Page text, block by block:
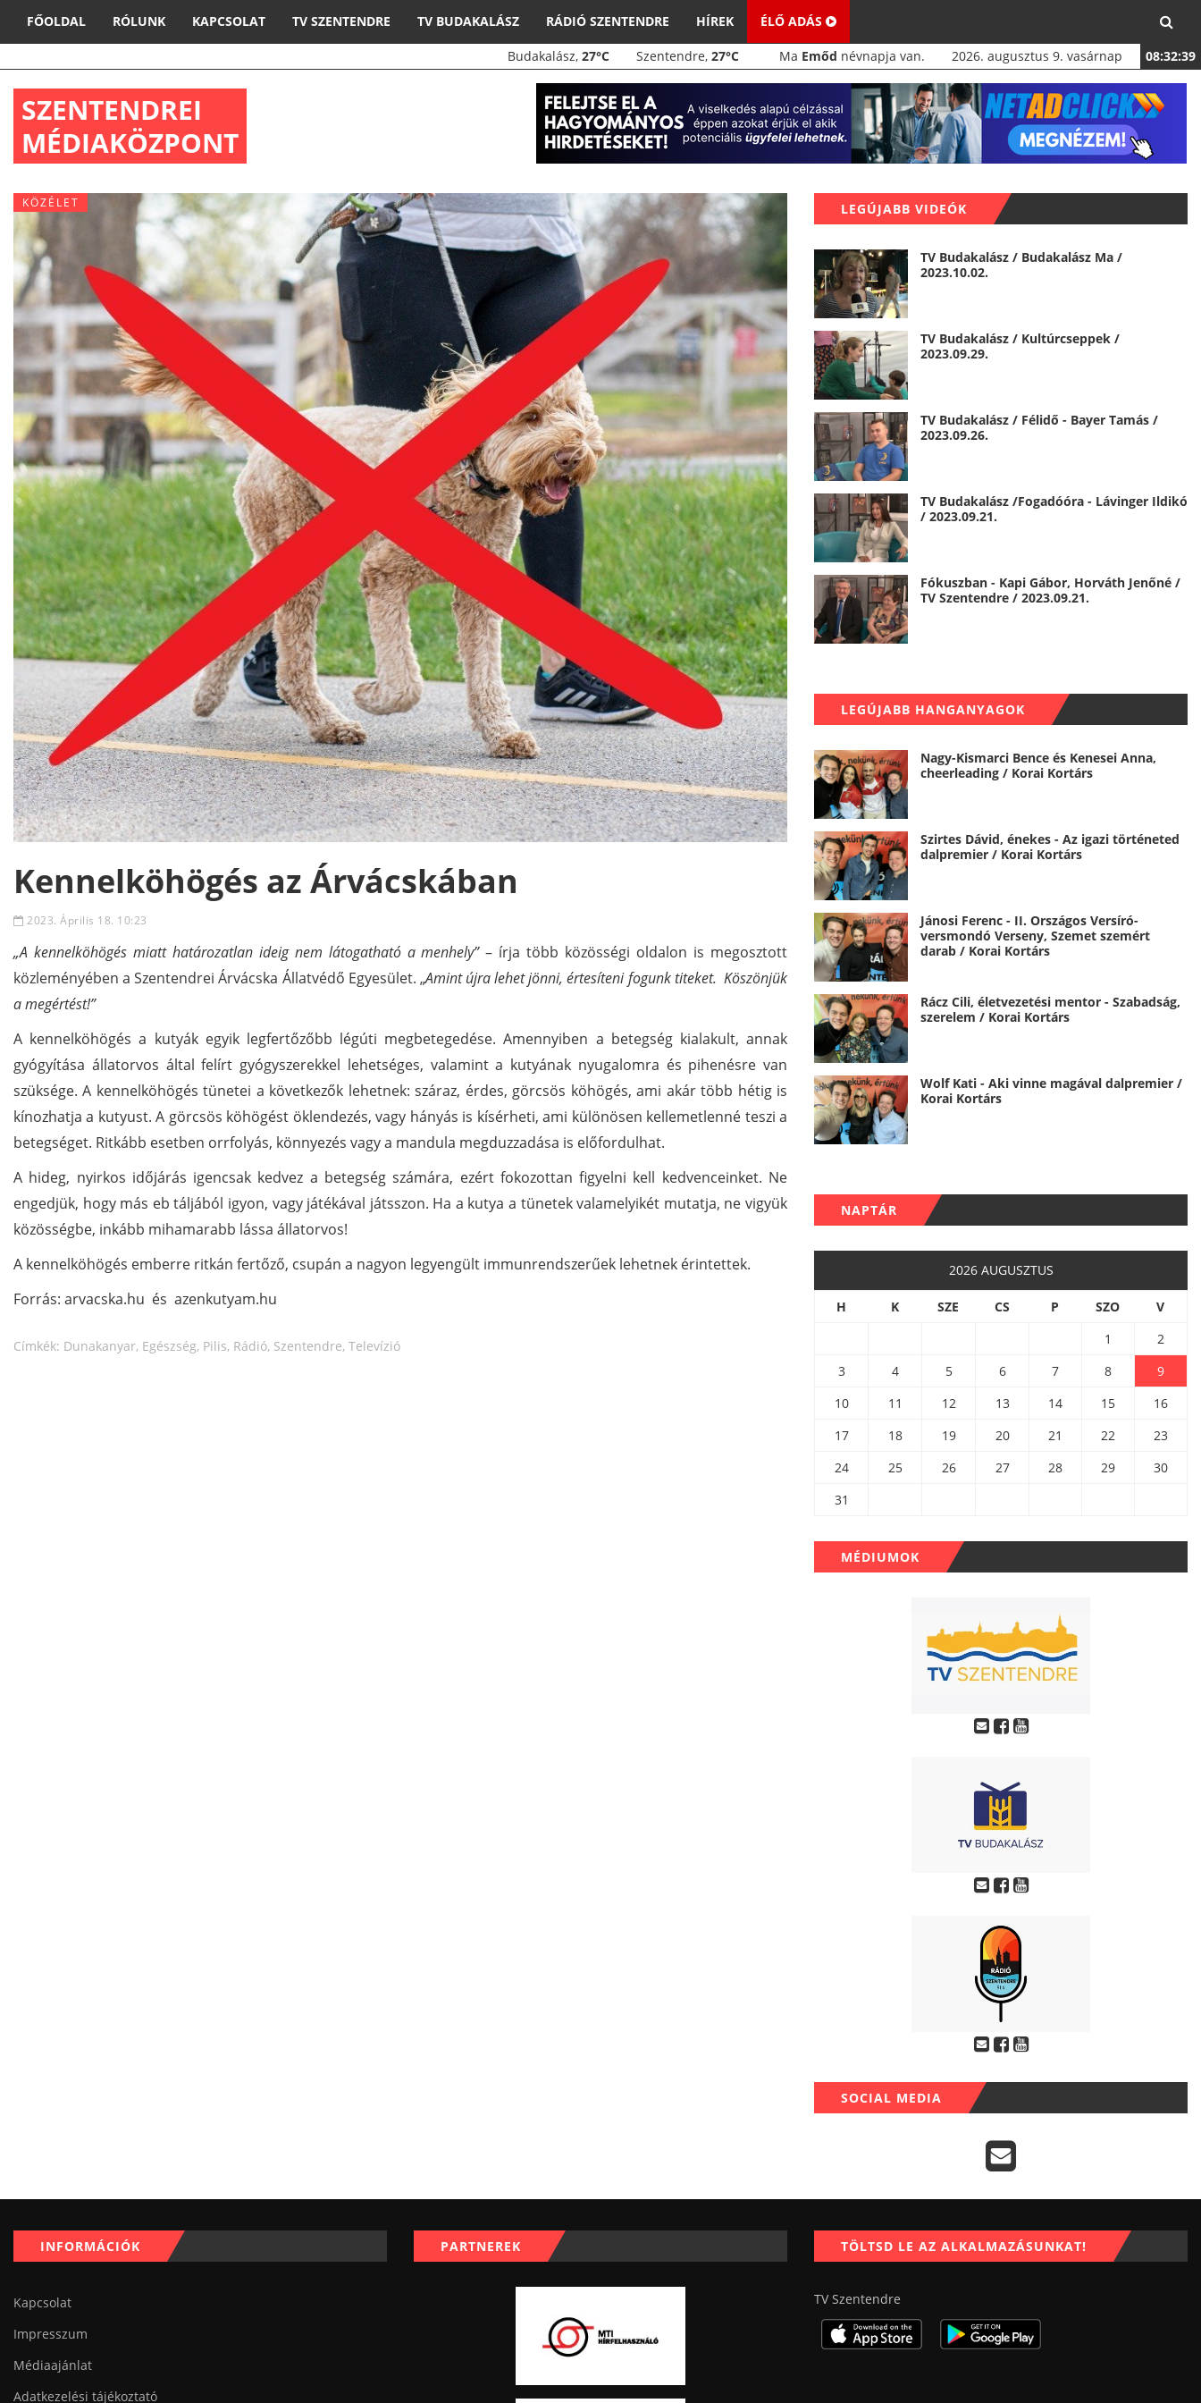
FŐOLDAL RÓLUNK KAPCSOLAT TV SZENTENDRE TV BUDAKALÁSZ RÁDIÓ SZENTENDRE HÍREK ÉLŐ ADÁS
Budakalász, 27°C Szentendre, 27°C Ma Emőd névnapja van. 2026. augusztus 9. vasárnap 08:32:40
SZENTENDREI
MÉDIAKÖZPONT
KÖZÉLET
Kennelköhögés az Árvácskában
2023. Április 18. 10:23
„A kennelköhögés miatt határozatlan ideig nem látogatható a menhely”– írja több közösségi oldalon is megosztott
közleményében a Szentendrei Árvácska Állatvédő Egyesület. „Amint újra lehet jönni, értesíteni fogunk titeket. Köszönjük
a megértést!”
A kennelköhögés a kutyák egyik legfertőzőbb légúti megbetegedése. Amennyiben a betegség kialakult, annak
gyógyítása állatorvos által felírt gyógyszerekkel lehetséges, valamint a kutyának nyugalomra és pihenésre van
szüksége. A kennelköhögés tünetei a következők lehetnek: száraz, érdes, görcsös köhögés, ami akár több hétig is
kínozhatja a kutyust. A görcsös köhögést öklendezés, vagy hányás is kísérheti, ami különösen kellemetlenné teszi a
betegséget. Ritkább esetben orrfolyás, könnyezés vagy a mandula megduzzadása is előfordulhat.
A hideg, nyirkos időjárás igencsak kedvez a betegség számára, ezért fokozottan figyelni kell kedvenceinket. Ne
engedjük, hogy más eb táljából igyon, vagy játékával játsszon. Ha a kutya a tünetek valamelyikét mutatja, ne vigyük
közösségbe, inkább mihamarabb lássa állatorvos!
A kennelköhögés emberre ritkán fertőző, csupán a nagyon legyengült immunrendszerűek lehetnek érintettek.
Forrás: arvacska.hu és azenkutyam.hu
Címkék: Dunakanyar, Egészség, Pilis, Rádió, Szentendre, Televízió
LEGÚJABB VIDEÓK
TV Budakalász / Budakalász Ma /
2023.10.02.
TV Budakalász / Kultúrcseppek /
2023.09.29.
TV Budakalász / Félidő - Bayer Tamás /
2023.09.26.
TV Budakalász /Fogadóóra - Lávinger Ildikó
/ 2023.09.21.
Fókuszban - Kapi Gábor, Horváth Jenőné /
TV Szentendre / 2023.09.21.
LEGÚJABB HANGANYAGOK
Nagy-Kismarci Bence és Kenesei Anna,
cheerleading / Korai Kortárs
Szirtes Dávid, énekes - Az igazi történeted
dalpremier / Korai Kortárs
Jánosi Ferenc - II. Országos Versíró-
versmondó Verseny, Szemet szemért
darab / Korai Kortárs
Rácz Cili, életvezetési mentor - Szabadság,
szerelem / Korai Kortárs
Wolf Kati - Aki vinne magával dalpremier /
Korai Kortárs
NAPTÁR
2026 AUGUSZTUS
H K SZE CS P SZO
V
1
2
3
4 5 6 7 8
9
10
11 12 13 14 15
16
17
18 19 20 21 22
23
24
25 26 27 28 29
30
31
MÉDIUMOK
SOCIAL MEDIA
INFORMÁCIÓK
Kapcsolat
Impresszum
Médiaajánlat
Adatkezelési tájékoztató
PARTNEREK TÖLTSD LE AZ ALKALMAZÁSUNKAT!
TV Szentendre